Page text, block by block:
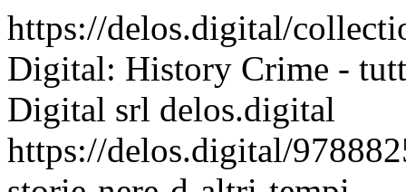
https://delos.digital/
Digital: History Crime -
Digital srl delos.digital
https://delos.digital/